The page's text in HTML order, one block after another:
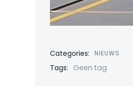
Categories: NIEUWS
Tags: Geen tag